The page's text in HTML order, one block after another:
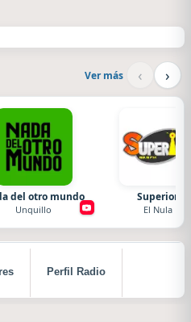
Ver más ‹ ›
del otro mundo
Unquillo
Superior
El Nula
Perfil Radio